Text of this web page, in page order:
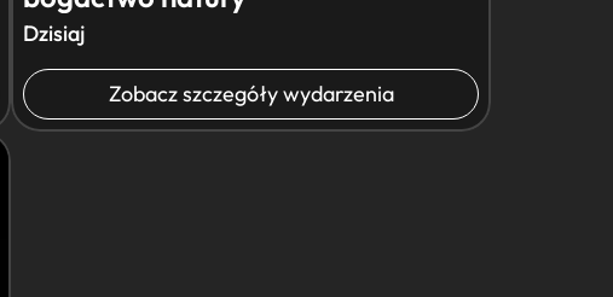
Dzisiaj
Zobacz szczegóły wydarzenia